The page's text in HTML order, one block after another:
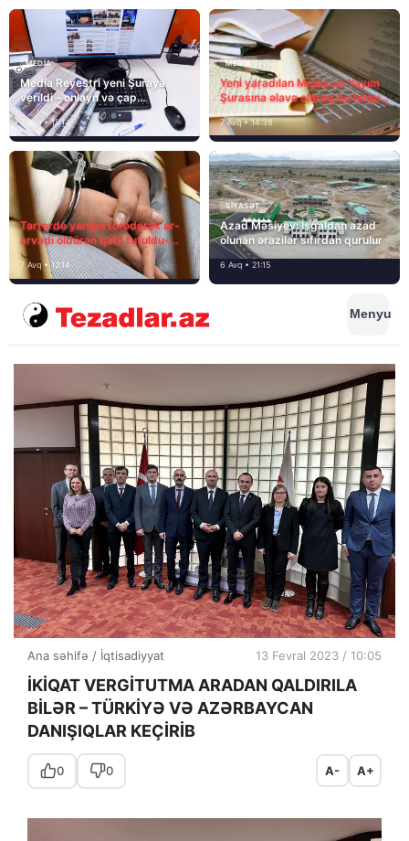
MEDİA
Media Reyestri yeni Şuraya
verildi – onlayn və çap
mediasını nə gözləyir?
7 Avq • 15:14
MEDİA
Yeni yaradılan Media və Yayım
Şurasına əlavə olaraq bu hüquq
və vəzifələr də verilib
7 Avq • 14:38
Tərtərdə yanğın törədərək ər-
arvadı öldürən qatil tutuldu-
SON DƏQİQƏ
7 Avq • 12:14
SIYASƏT
Azad Məsiyev: İşğaldan azad
olunan ərazilər sıfırdan qurulur
6 Avq • 21:15
Menyu
Ana səhifə / İqtisadiyyat 13 Fevral 2023 / 10:05
İKİQAT VERGİTUTMA ARADAN QALDIRILA
BİLƏR – TÜRKİYƏ VƏ AZƏRBAYCAN
DANIŞIQLAR KEÇİRİB
0 0 A- A+